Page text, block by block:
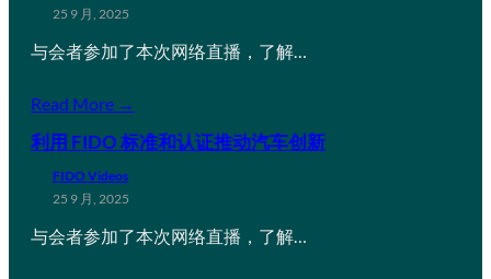
25 9 月, 2025
与会者参加了本次网络直播，了解…
Read More →
利用 FIDO 标准和认证推动汽车创新
FIDO Videos
25 9 月, 2025
与会者参加了本次网络直播，了解…